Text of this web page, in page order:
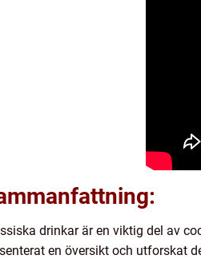
drinkar är en viktig del av
en översikt och utforskat